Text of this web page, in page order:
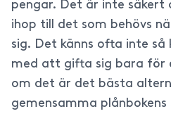
pengar. Det är inte säkert
ihop till det som behövs
sig. Det känns ofta inte
med att gifta sig bara för
om det är det bästa
gemensamma plånbokens